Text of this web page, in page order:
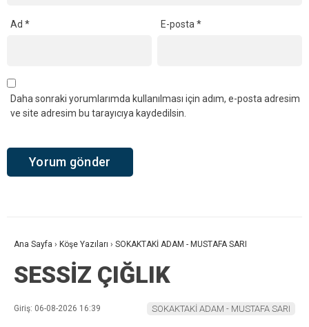
Ad * E-posta*
Daha sonraki yorumlarımda kullanılması için adım, e-posta adresim
ve site adresim bu tarayıcıya kaydedilsin.
Ana Sayfa › Köşe Yazıları › SOKAKTAKİ ADAM - MUSTAFA SARI
SESSİZ ÇIĞLIK
Giriş: 06-08-2026 16:39 SOKAKTAKİ ADAM - MUSTAFA SARI